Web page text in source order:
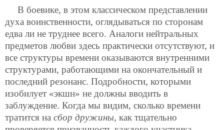
В боевике, в этом классическом представлении
духа воинственности, оглядываться по сторонам
едва ли не труднее всего. Аналоги нейтральных
предметов любви здесь практически отсутствуют, и
все структуры времени оказываются внутренними
структурами, работающими на окончательный и
последний резонанс. Подробности, которыми
изобилует «экшн» не должны вводить в
заблуждение. Когда мы видим, сколько времени
тратится на сбор дружины, как тщательно